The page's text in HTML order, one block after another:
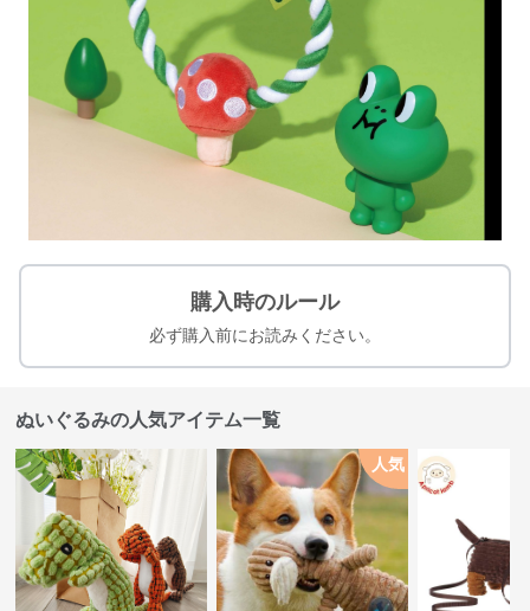
購入時のルール
必ず購入前にお読みください。
ぬいぐるみの人気アイテム一覧
人気